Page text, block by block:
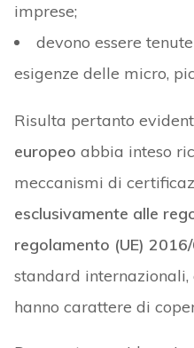
imprese;
devono essere
esigenze delle micro,
Risulta pertanto
europeo abbia inteso
meccanismi di
esclusivamente alle
regolamento (UE)
standard
hanno carattere di